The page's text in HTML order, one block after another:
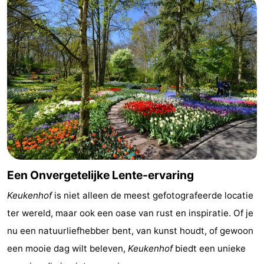
Parkeren
Tips
voor
toeristen
Medische
adressen
Weer
Contact
Een Onvergetelijke Lente-ervaring
Keukenhofis niet alleen de meest gefotografeerde locatie
ter wereld, maar ook een oase van rust en inspiratie. Of je
nu een natuurliefhebber bent, van kunst houdt, of gewoon
een mooie dag wilt beleven, Keukenhofbiedt een unieke